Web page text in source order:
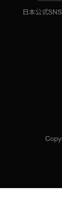
日本公式SNS